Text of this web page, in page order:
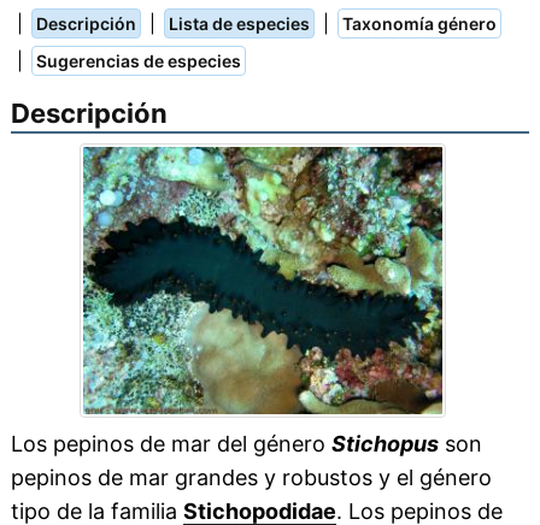
Descripción Lista de especies Taxonomía género
Sugerencias de especies
Descripción
Los pepinos de mar del género Stichopusson
pepinos de mar grandes y robustos y el género
tipo de la familia Stichopodidae. Los pepinos de